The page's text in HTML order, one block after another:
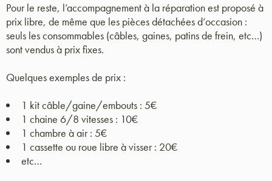
Pour le reste, l’accompagnement à la réparation est proposé à
prix libre, de même que les pièces détachées d’occasion :
seuls les consommables (câbles, gaines, patins de frein, etc…)
sont vendus à prix fixes.
Quelques exemples de prix :
1 kit câble/gaine/embouts : 5€
1 chaine 6/8 vitesses : 10€
1 chambre à air : 5€
1 cassette ou roue libre à visser : 20€
etc…